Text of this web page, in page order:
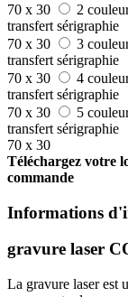
70 x 30
2
transfert sérigraphie
70 x 30
3
transfert sérigraphie
70 x 30
4
transfert sérigraphie
70 x 30
5
transfert sérigraphie
70 x 30
Téléchargez votre
commande
Informations
gravure laser
La gravure laser est